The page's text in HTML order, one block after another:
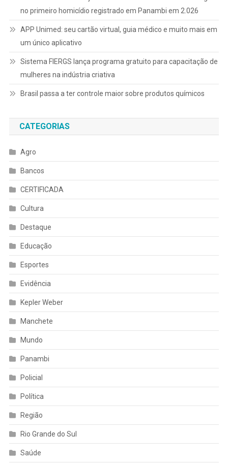
no primeiro homicídio registrado em Panambi em 2.026
APP Unimed: seu cartão virtual, guia médico e muito mais em
um único aplicativo
Sistema FIERGS lança programa gratuito para capacitação de
mulheres na indústria criativa
Brasil passa a ter controle maior sobre produtos químicos
CATEGORIAS
Agro
Bancos
CERTIFICADA
Cultura
Destaque
Educação
Esportes
Evidência
Kepler Weber
Manchete
Mundo
Panambi
Policial
Política
Região
Rio Grande do Sul
Saúde